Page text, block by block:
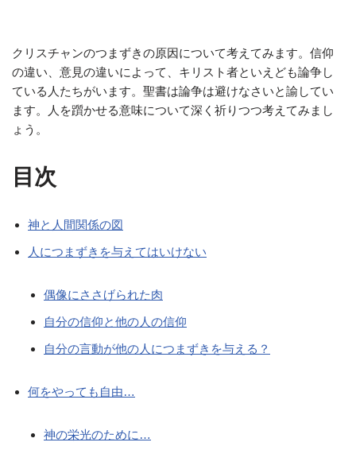
クリスチャンのつまずきの原因について考えてみます。信仰
の違い、意見の違いによって、キリスト者といえども論争し
ている人たちがいます。聖書は論争は避けなさいと諭してい
ます。人を躓かせる意味について深く祈りつつ考えてみまし
ょう。
目次
神と人間関係の図
人につまずきを与えてはいけない
偶像にささげられた肉
自分の信仰と他の人の信仰
自分の言動が他の人につまずきを与える？
何をやっても自由…
神の栄光のために…